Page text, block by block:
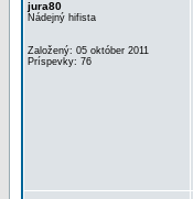
jura80
Nádejný hifista
Založený: 05 október 2011
Príspevky: 76